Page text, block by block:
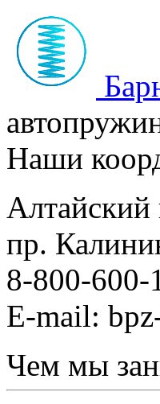
Наши
Алтайский
пр.
8-800-600-
E-mail:
Чем мы